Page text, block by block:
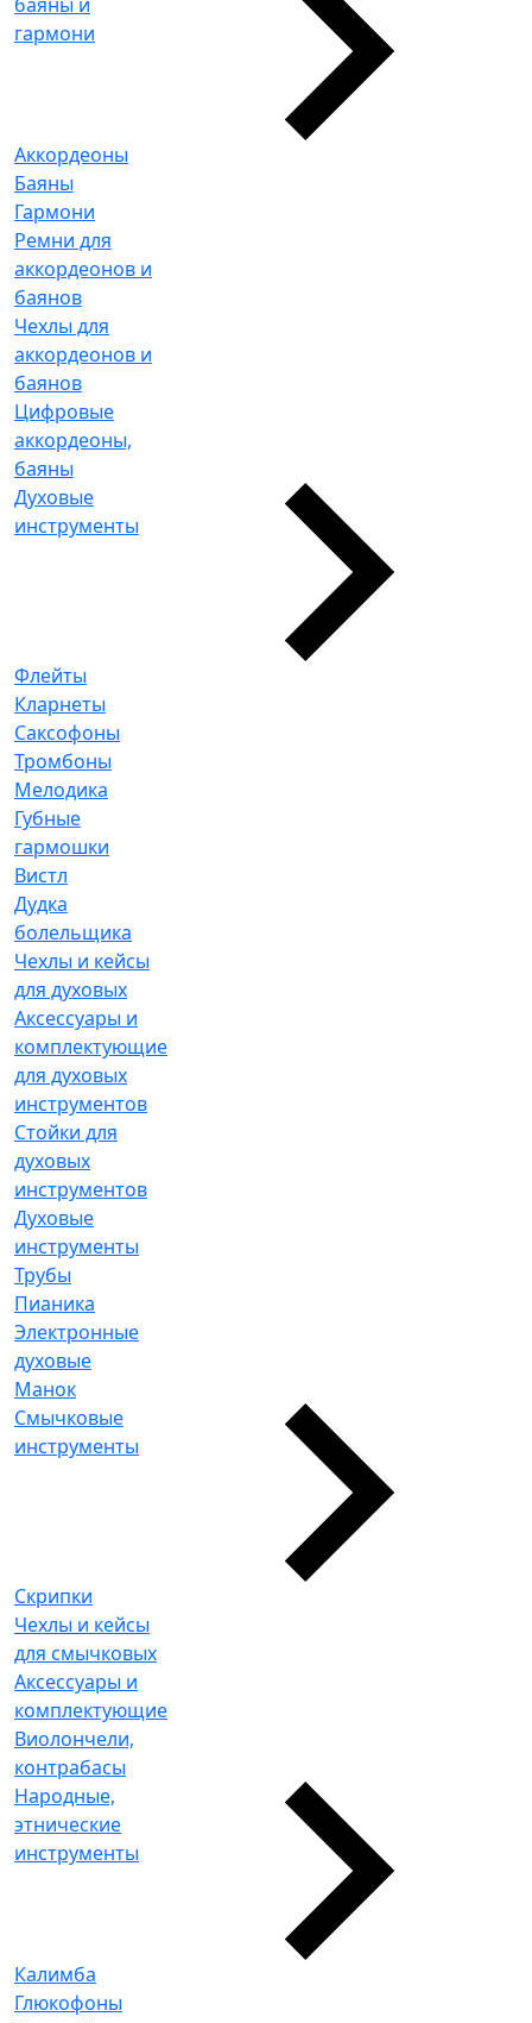
гармони
Аккордеоны
Баяны
Гармони
Ремни для
аккордеонов и
баянов
Чехлы для
аккордеонов и
баянов
Цифровые
аккордеоны,
баяны
Духовые
инструменты
Флейты
Кларнеты
Саксофоны
Тромбоны
Мелодика
Губные
гармошки
Вистл
Дудка
болельщика
Чехлы и кейсы
для духовых
Аксессуары и
комплектующие
для духовых
инструментов
Стойки для
духовых
инструментов
Духовые
инструменты
Трубы
Пианика
Электронные
духовые
Манок
Смычковые
инструменты
Скрипки
Чехлы и кейсы
для смычковых
Аксессуары и
комплектующие
Виолончели,
контрабасы
Народные,
этнические
инструменты
Калимба
Глюкофоны